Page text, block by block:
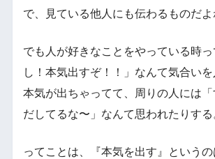
で、見ている他人にも伝わるものだよ
でも人が好きなことをやっている時っ
し！本気出すぞ！！」なんて気合い
本気が出ちゃってて、周りの人には
だしてるな〜」なんて思われたりする
ってことは、『本気を出す』という